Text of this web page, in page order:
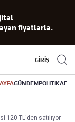
fiyatlarla.
GİRİŞ
GÜNDEMPOLİTİKA
120 TL'den satılıyor